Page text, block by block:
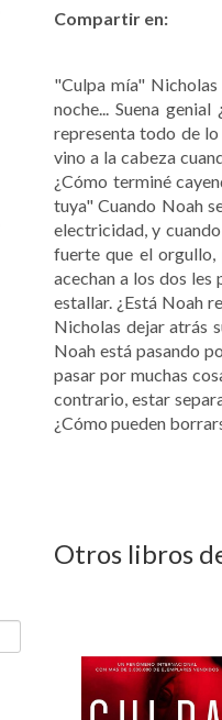
Compartir en:
"Culpa mía"
noche... Suena
representa todo de
vino a la cabeza
¿Cómo terminé
tuya" Cuando Noah
electricidad, y
fuerte que el orgullo,
acechan a los dos les
estallar. ¿Está Noah
Nicholas dejar atrás
Noah está pasando
pasar por muchas
contrario, estar
¿Cómo pueden
Otros libros